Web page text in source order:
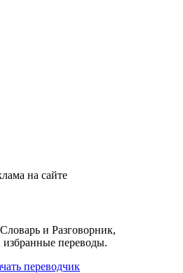
на сайте
и Разговорник,
избранные переводы.